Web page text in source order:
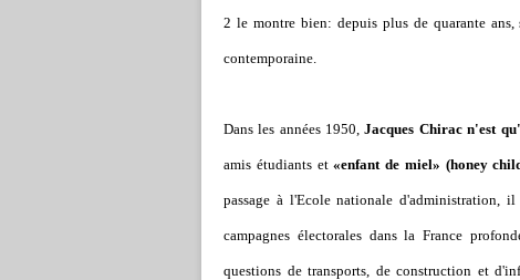
2 le montre bien: depuis plus de quarante
contemporaine.
Dans les années 1950, Jacques Chirac n'est
amis étudiants et«enfant de miel» (honey
passage à l'Ecole nationale d'administration,
campagnes électorales dans la France
questions de transports, de construction et